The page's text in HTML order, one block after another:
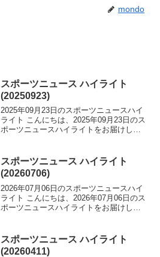
mondo
スポーツニュース ハイライト
(20250923)
2025年09月23日のスポーツニュースハイ
ライト こんにちは、2025年09月23日のス
ポーツニュースハイライトをお届けしま
輝選手が39号弾を放つ一方、SB柳田選
手...
スポーツニュース ハイライト
(20260706)
2026年07月06日のスポーツニュースハイ
ライト こんにちは、2026年07月06日のス
ポーツニュースハイライトをお届けしま
ールド勝ち。エムバペ握手スルー、
MLB...
スポーツニュース ハイライト
(20260411)